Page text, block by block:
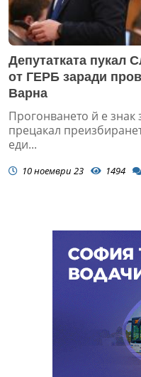
Депутатката пукал
от ГЕРБ заради
Варна
Прогонването й е знак
прецакал
еди...
10 ноември 23 1494